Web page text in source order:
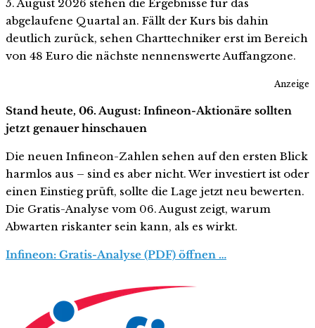
5. August 2026 stehen die Ergebnisse für das
abgelaufene Quartal an. Fällt der Kurs bis dahin
deutlich zurück, sehen Charttechniker erst im Bereich
von 48 Euro die nächste nennenswerte Auffangzone.
Anzeige
Stand heute, 06. August: Infineon-Aktionäre sollten
jetzt genauer hinschauen
Die neuen Infineon-Zahlen sehen auf den ersten Blick
harmlos aus – sind es aber nicht. Wer investiert ist oder
einen Einstieg prüft, sollte die Lage jetzt neu bewerten.
Die Gratis-Analyse vom 06. August zeigt, warum
Abwarten riskanter sein kann, als es wirkt.
Infineon: Gratis-Analyse (PDF) öffnen …